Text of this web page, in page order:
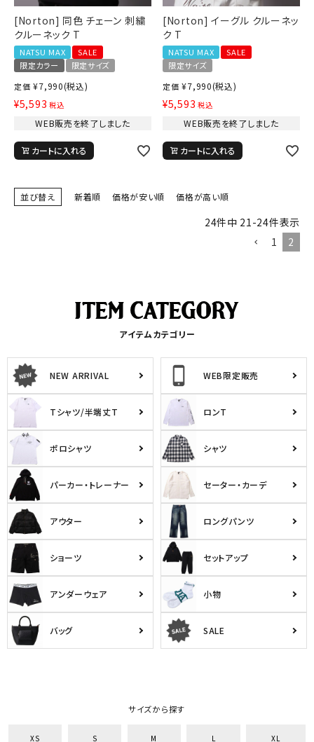
[Norton] 同色 チェーン 刺繍
クルーネック T
NATSU MAX
SALE
限定カラー
限定サイズ
定価 ¥7,990(税込)
¥5,593 税込
WEB販売を終了しました
カートに入れる
[Norton] イーグル クルーネッ
ク T
NATSU MAX
SALE
限定サイズ
定価 ¥7,990(税込)
¥5,593 税込
WEB販売を終了しました
カートに入れる
並び替え 新着順 価格が安い順 価格が高い順
24件中 21 -24件表示
1
2
アイテムカテゴリー
NEW ARRIVAL WEB限定販売
Tシャツ/半端丈T ロンT
ポロシャツ シャツ
パーカー・トレーナー セーター・カーデ
アウター ロングパンツ
ショーツ セットアップ
アンダーウェア 小物
バッグ SALE
サイズから探す
XS S M L XL